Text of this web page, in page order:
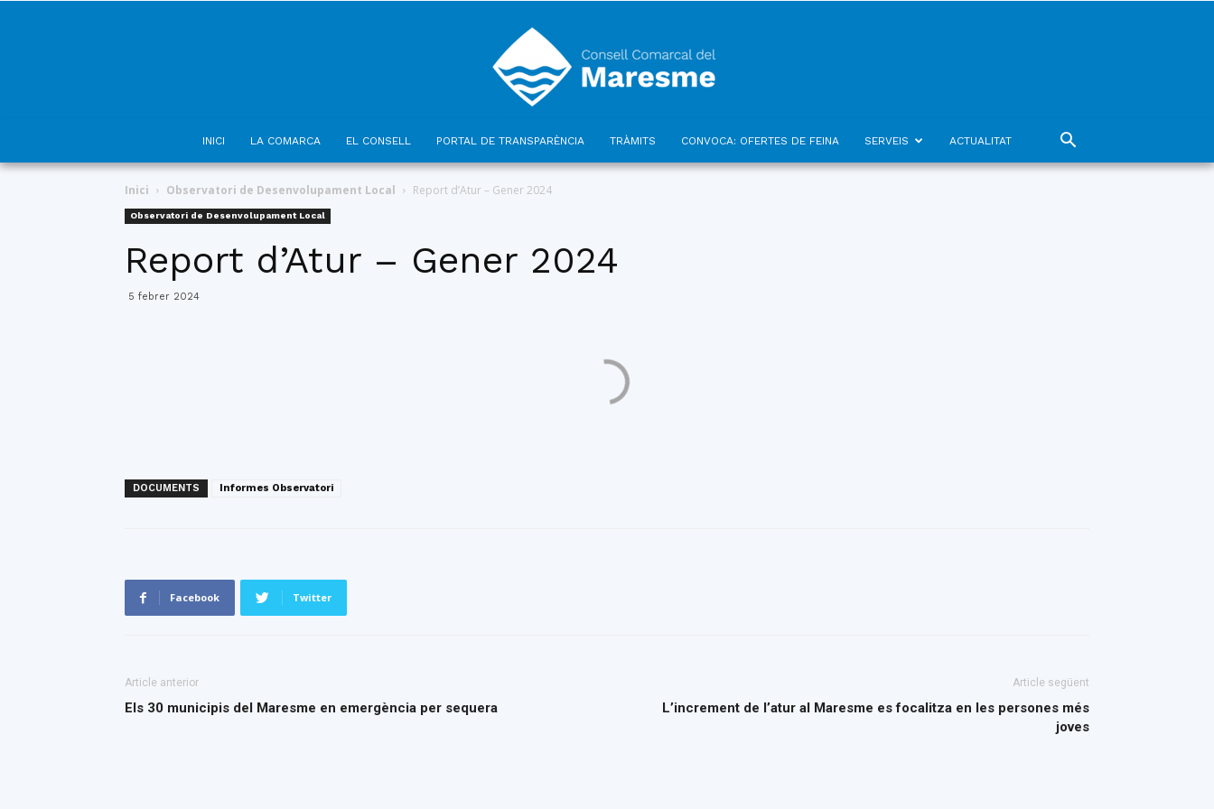
INICI LA COMARCA EL CONSELL PORTAL DE TRANSPARÈNCIA TRÀMITS CONVOCA: OFERTES DE FEINA SERVEIS ACTUALITAT
Inici Observatori de Desenvolupament Local Report d’Atur – Gener 2024
Observatori de Desenvolupament Local
Report d’Atur – Gener 2024
5 febrer 2024
DOCUMENTS Informes Observatori
Facebook Twitter
Article anterior
Els 30 municipis del Maresme en emergència per sequera
Article següent
L’increment de l’atur al Maresme es focalitza en les persones més
joves